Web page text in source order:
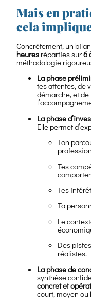
Mais en
cela
Concrètement, un
heures réparties sur6
méthodologie
La phase
tes attentes, de
démarche, et
La phase
Elle permet
Ton
Tes
Tes
Ta
Le
Des
réalistes.
La phase de
synthèse
concret et
court, moyen ou